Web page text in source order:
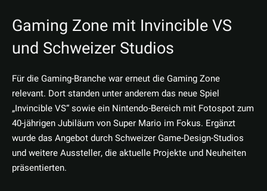
Gaming Zone mit Invincible VS
und Schweizer Studios
Für die Gaming-Branche war erneut die Gaming Zone
relevant. Dort standen unter anderem das neue Spiel
„Invincible VS“ sowie ein Nintendo-Bereich mit Fotospot zum
40-jährigen Jubiläum von Super Mario im Fokus. Ergänzt
wurde das Angebot durch Schweizer Game-Design-Studios
und weitere Aussteller, die aktuelle Projekte und Neuheiten
präsentierten.